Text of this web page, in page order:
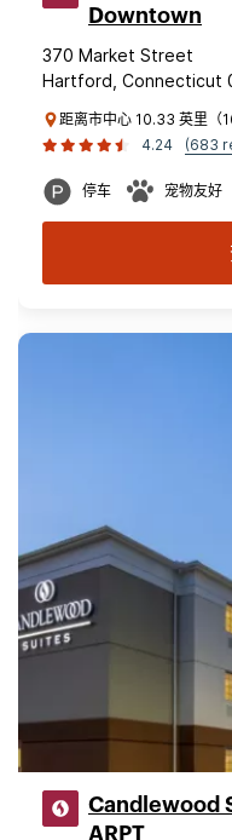
Downtown
370 Market Street
Hartford, Connecticut
距离市中心 10.33 英里（
4.24
(683
停车 宠物友好
Candlewood
ARPT